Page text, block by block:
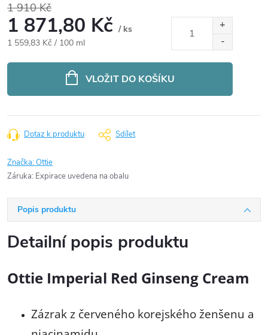
1 910 Kč
1 871,80 Kč / ks
Měrná
1 559,83 Kč / 100 ml
VLOŽIT DO KOŠÍKU
Dotaz k produktu Sdílet
Značka:Ottie
Záruka: Expirace uvedena na obalu
Popis produktu
Detailní popis produktu
Ottie Imperial Red Ginseng Cream
Zázrak z červeného korejského ženšenu a